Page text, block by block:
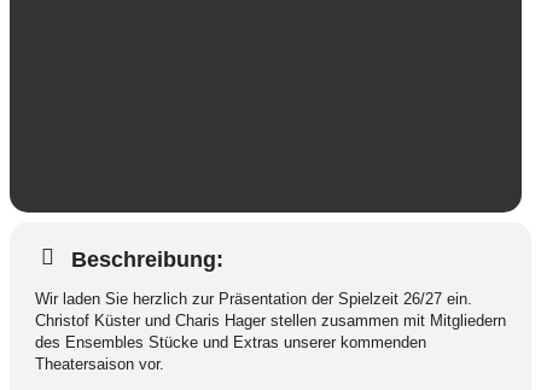
Beschreibung:
Wir laden Sie herzlich zur Präsentation der Spielzeit 26/27 ein.
Christof Küster und Charis Hager stellen zusammen mit Mitgliedern
des Ensembles Stücke und Extras unserer kommenden
Theatersaison vor.